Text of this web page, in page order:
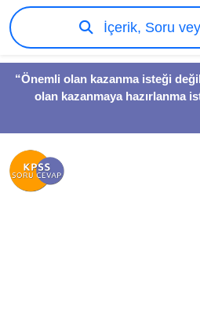
“Önemli olan kazanma isteği
olan kazanmaya hazırlanma
İçerik, Soru